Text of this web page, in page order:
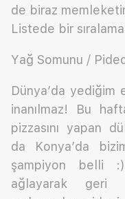
de biraz
Listede bir
Yağ Somunu /
Dünya’da yediğim
inanılmaz! Bu
pizzasını yapan
da Konya’da
şampiyon belli :)
ağlayarak geri